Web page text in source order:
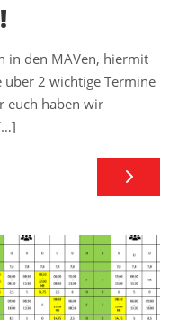
in den MAVen, hiermit
2 wichtige Termine
euch haben wir